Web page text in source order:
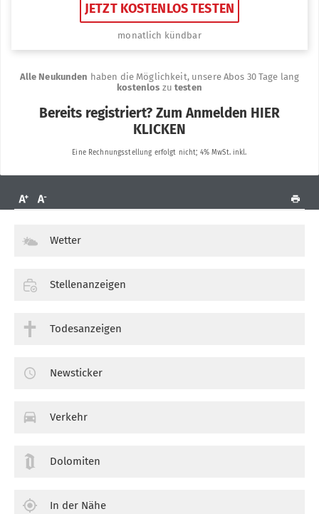
Wetter
Stellenanzeigen
Todesanzeigen
Newsticker
Verkehr
Dolomiten
In der Nähe